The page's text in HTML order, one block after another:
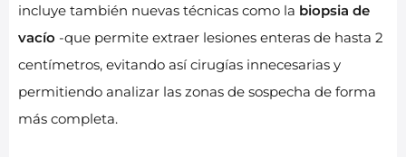
incluye también nuevas técnicas como la biopsia de
vacío -que permite extraer lesiones enteras de hasta 2
centímetros, evitando así cirugías innecesarias y
permitiendo analizar las zonas de sospecha de forma
más completa.